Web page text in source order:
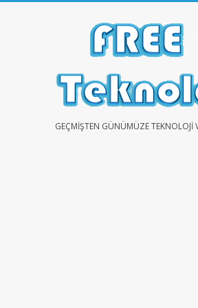
FREEGEÇMIŞTEN GÜNÜMÜZE TEKNOLOJI